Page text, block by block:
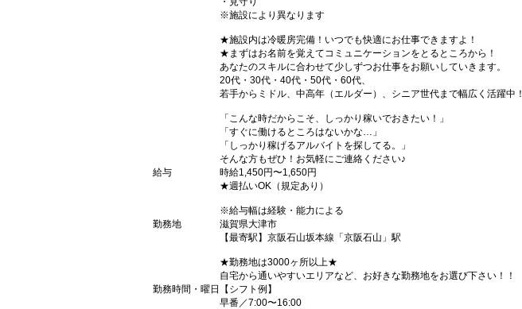
※施設により異なります
★施設内は冷暖房完備！いつでも快適にお仕事できますよ！
★まずはお名前を覚えてコミュニケーションをとるところから！
あなたのスキルに合わせて少しずつお仕事をお願いしていきます。
20代・30代・40代・50代・60代、
若手からミドル、中高年（エルダー）、シニア世代まで幅広く活躍中！
「こんな時だからこそ、しっかり稼いでおきたい！」
「すぐに働けるところはないかな…」
「しっかり稼げるアルバイトを探してる。」
そんな方もぜひ！お気軽にご連絡ください♪
給与
時給1,450円〜1,650円
★週払いOK（規定あり）
※給与幅は経験・能力による
勤務地
滋賀県大津市
【最寄駅】京阪石山坂本線「京阪石山」駅
★勤務地は3000ヶ所以上★
自宅から通いやすいエリアなど、お好きな勤務地をお選び下さい！！
勤務時間・曜日
【シフト例】
早番／7:00〜16:00